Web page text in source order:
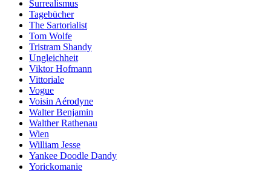
Surrealismus
Tagebücher
The Sartorialist
Tom Wolfe
Tristram Shandy
Ungleichheit
Viktor Hofmann
Vittoriale
Vogue
Voisin Aérodyne
Walter Benjamin
Walther Rathenau
Wien
William Jesse
Yankee Doodle Dandy
Yorickomanie